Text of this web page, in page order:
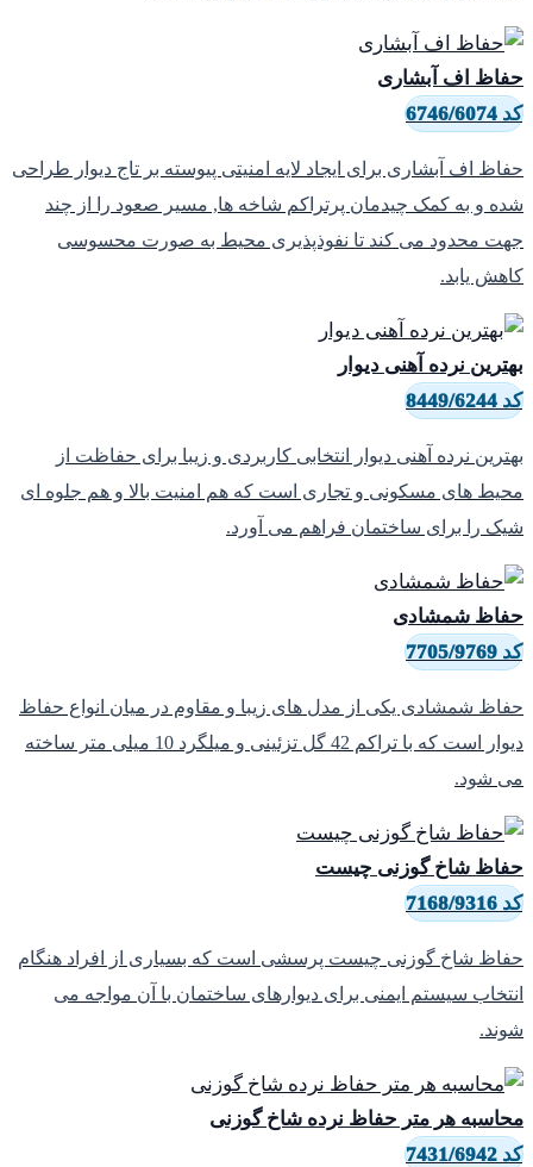
اف آبشاری
6074
اف آبشاری برای ایجاد لایه امنیتی پیوسته بر تاج دیوار طراحی
و به کمک چیدمان پرتراکم شاخه ها, مسیر صعود را از چند
محدود می کند تا نفوذپذیری محیط به صورت محسوسی
یابد.
نرده آهنی دیوار
6244
نرده آهنی دیوار انتخابی کاربردی و زیبا برای حفاظت از
های مسکونی و تجاری است که هم امنیت بالا و هم جلوه ای
را برای ساختمان فراهم می آورد.
شمشادی
9769
شمشادی یکی از مدل های زیبا و مقاوم در میان انواع حفاظ
دیوار است که با تراکم 42 گل تزئینی و میلگرد 10 میلی متر ساخته
شود.
شاخ گوزنی چیست
9316
شاخ گوزنی چیست پرسشی است که بسیاری از افراد هنگام
سیستم ایمنی برای دیوارهای ساختمان با آن مواجه می
هر متر حفاظ نرده شاخ گوزنی
6942